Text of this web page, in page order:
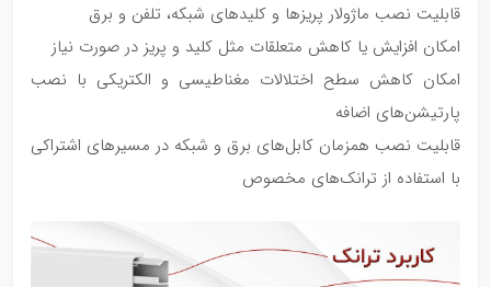
قابلیت نصب ماژولار پریزها و کلیدهای شبکه، تلفن و برق
امکان افزایش یا کاهش متعلقات مثل کلید و پریز در صورت نیاز
امکان کاهش سطح اختلالات مغناطیسی و الکتریکی با نصب
پارتیشن‌های اضافه
قابلیت نصب همزمان کابل‌های برق و شبکه در مسیرهای اشتراکی
با استفاده از ترانک‌های مخصوص